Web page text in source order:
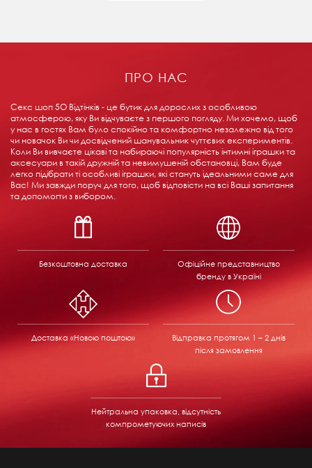
ПРО НАС
Секс шоп 5О Відтінків - це бутик для дорослих з особливою
атмосферою, яку Ви відчуваєте з першого погляду. Ми хочемо, щоб
у нас в гостях Вам було спокійно та комфортно незалежно від того
чи новачок Ви чи досвідчений шанувальник чуттєвих експериментів.
Коли Ви вивчаєте цікаві та набираючі популярність інтимні іграшки та
аксесуари в такій дружній та невимушеній обстановці, Вам буде
легко підібрати ті особливі іграшки, які стануть ідеальними саме для
Вас! Ми завжди поруч для того, щоб відповісти на всі Ваші запитання
та допомогти з вибором.
Безкоштовна доставка
Офіційне представництво
бренду в Україні
Доставка «Новою поштою» Відправка протягом 1 – 2 днів
після замовлення
Нейтральна упаковка, відсутність
компрометуючих написів